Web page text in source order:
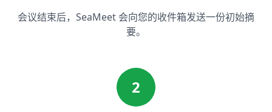
会议结束后，SeaMeet 会向您的收件箱发送一份初始摘
要。
2